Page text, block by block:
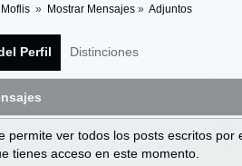
» Mostrar Mensajes» Adjuntos
Perfil Distinciones
permite ver todos los posts escritos
tienes acceso en este momento.